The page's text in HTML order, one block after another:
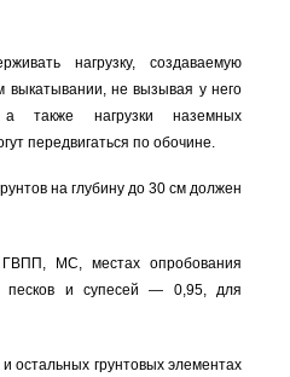
нагрузку, создаваемую
не вызывая у него
а также нагрузки наземных
передвигаться по обочине.
на глубину до30см должен
ГВПП, МС, местах опробования
песков и супесей — 0,95,для
остальных грунтовых элементах